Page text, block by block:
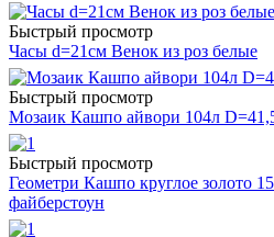
Быстрый просмотр
Часы d=21см Венок из роз белые
Быстрый просмотр
Мозаик Кашпо айвори 104л
Быстрый просмотр
Геометри Кашпо круглое золото
файберстоун